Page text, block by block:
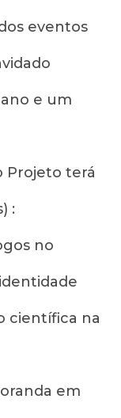
eventos
e um
Projeto terá
:
no
científica na
em